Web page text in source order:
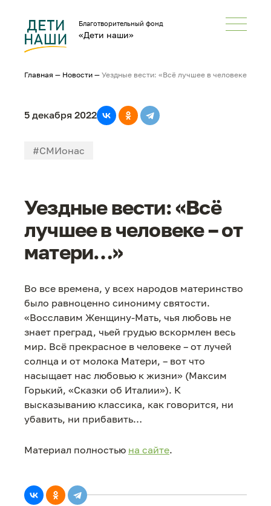
Благотворительный фонд
«Дети наши»
Главная — Новости — Уездные вести: «Всё лучшее в человеке – от
5 декабря 2022
#СМИонас
Уездные вести: «Всё
лучшее в человеке – от
матери…»
Во все времена, у всех народов материнство
было равноценно синониму святости.
«Восславим Женщину-Мать, чья любовь не
знает преград, чьей грудью вскормлен весь
мир. Всё прекрасное в человеке – от лучей
солнца и от молока Матери, – вот что
насыщает нас любовью к жизни» (Максим
Горький, «Сказки об Италии»). К
высказыванию классика, как говорится, ни
убавить, ни прибавить…
Материал полностью на сайте.